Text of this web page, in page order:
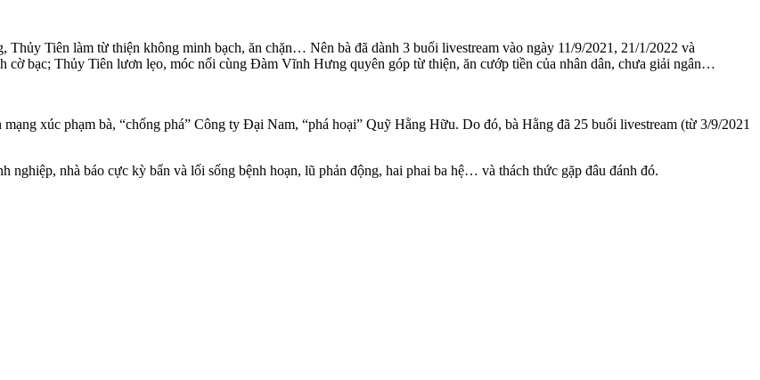
Tiên làm từ thiện không minh bạch, ăn chặn… Nên bà đã dành 3 buổi livestream vào ngày 11/9/2021, 21/1/2022 và
cờ bạc; Thủy Tiên lươn lẹo, móc nối cùng Đàm Vĩnh Hưng quyên góp từ thiện, ăn cướp tiền của nhân dân, chưa giải ngân…
xúc phạm bà, “chống phá” Công ty Đại Nam, “phá hoại” Quỹ Hằng Hữu. Do đó, bà Hằng đã 25 buổi livestream (từ 3/9/2021
nghiệp, nhà báo cực kỳ bẩn và lối sống bệnh hoạn, lũ phản động, hai phai ba hệ… và thách thức gặp đâu đánh đó.